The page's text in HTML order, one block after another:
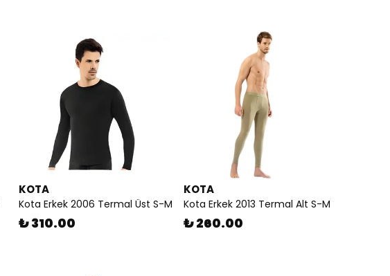
KOTA
Kota Erkek 2006 Termal Üst S-M
₺ 310.00
KOTA
Kota Erkek 2013 Termal Alt S-M
₺ 260.00